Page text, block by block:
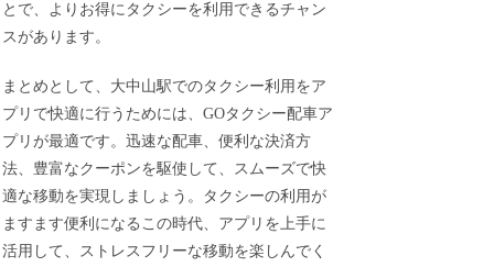
とで、よりお得にタクシーを利用できるチャン
スがあります。
まとめとして、大中山駅でのタクシー利用をア
プリで快適に行うためには、GOタクシー配車ア
プリが最適です。迅速な配車、便利な決済方
法、豊富なクーポンを駆使して、スムーズで快
適な移動を実現しましょう。タクシーの利用が
ますます便利になるこの時代、アプリを上手に
活用して、ストレスフリーな移動を楽しんでく